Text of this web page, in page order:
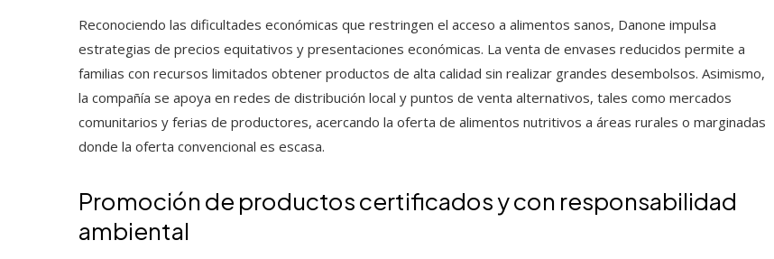
Reconociendo las dificultades económicas que restringen el acceso a alimentos sanos, Danone impulsa
estrategias de precios equitativos y presentaciones económicas. La venta de envases reducidos permite a
familias con recursos limitados obtener productos de alta calidad sin realizar grandes desembolsos. Asimismo,
la compañía se apoya en redes de distribución local y puntos de venta alternativos, tales como mercados
comunitarios y ferias de productores, acercando la oferta de alimentos nutritivos a áreas rurales o marginadas
donde la oferta convencional es escasa.
Promoción de productos certificados y con responsabilidad
ambiental